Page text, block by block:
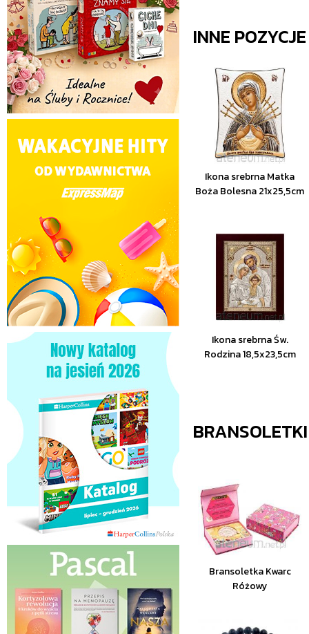
INNE
Ikona srebrna Matka
Boża Bolesna 21x25,5cm
Ikona srebrna Św.
Rodzina 18,5x23,5cm
BRANSOLETKI
Bransoletka Kwarc
Różowy